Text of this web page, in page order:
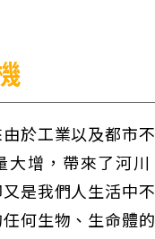
於工業以及都市
大增，帶來了河川
是我們人生活中
任何生物、生命體